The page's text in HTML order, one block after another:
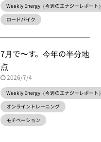
Weekly Energy（今週のエナジーレポート）
ロードバイク
7月で〜す。今年の半分地
点
2026/7/4
Weekly Energy（今週のエナジーレポート）
オンライントレーニング
モチベーション